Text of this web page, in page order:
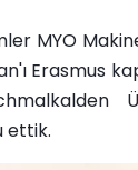
MYO
Erasmus
ettik.